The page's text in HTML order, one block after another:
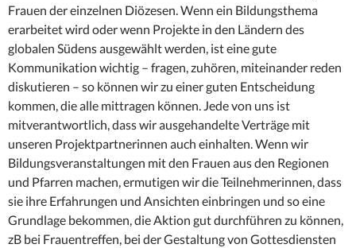
Frauen der einzelnen Diözesen. Wenn ein Bildungsthema
erarbeitet wird oder wenn Projekte in den Ländern des
globalen Südens ausgewählt werden, ist eine gute
Kommunikation wichtig – fragen, zuhören, miteinander reden
diskutieren – so können wir zu einer guten Entscheidung
kommen, die alle mittragen können. Jede von uns ist
mitverantwortlich, dass wir ausgehandelte Verträge mit
unseren Projektpartnerinnen auch einhalten. Wenn wir
Bildungsveranstaltungen mit den Frauen aus den Regionen
und Pfarren machen, ermutigen wir die Teilnehmerinnen, dass
sie ihre Erfahrungen und Ansichten einbringen und so eine
Grundlage bekommen, die Aktion gut durchführen zu können,
zB bei Frauentreffen, bei der Gestaltung von Gottesdiensten